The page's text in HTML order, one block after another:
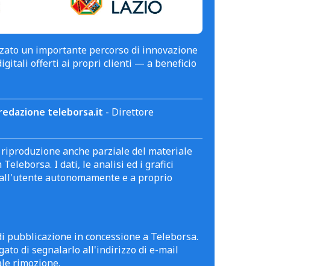
un importante percorso di innovazione
offerti ai propri clienti — a beneficio
teleborsa.it - Direttore
anche parziale del materiale
I dati, le analisi ed i grafici
autonomamente e a proprio
in concessione a Teleborsa.
di segnalarlo all'indirizzo di e-mail
rimozione.